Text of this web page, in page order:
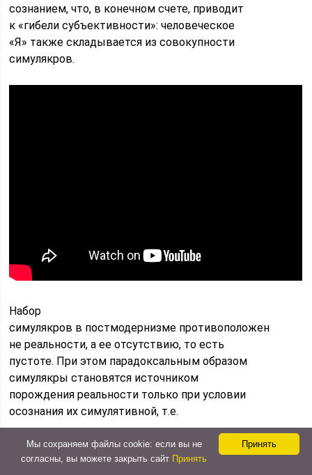
сознанием, что, в конечном счете, приводит
к «гибели субъективности»: человеческое
«Я» также складывается из совокупности
симулякров.
Набор
симулякров в постмодернизме противоположен
не реальности, а ее отсутствию, то есть
пустоте. При этом парадоксальным образом
симулякры становятся источником
порождения реальности только при условии
осознания их симулятивной, т.е.
мнимой,
фиктивной, иллюзорной природы, только
Принять
Мы сохраняем файлы cookie: если вы не
согласны, вы можете закрыть сайт Принять